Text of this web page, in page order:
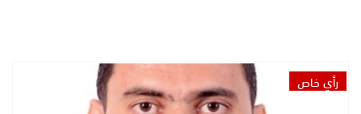
رأي خاص